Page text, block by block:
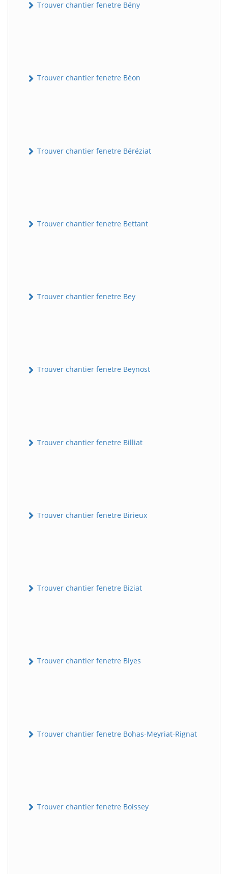
Trouver chantier fenetre Bény
Trouver chantier fenetre Béon
Trouver chantier fenetre Béréziat
Trouver chantier fenetre Bettant
Trouver chantier fenetre Bey
Trouver chantier fenetre Beynost
Trouver chantier fenetre Billiat
Trouver chantier fenetre Birieux
Trouver chantier fenetre Biziat
Trouver chantier fenetre Blyes
Trouver chantier fenetre Bohas-Meyriat-Rignat
Trouver chantier fenetre Boissey